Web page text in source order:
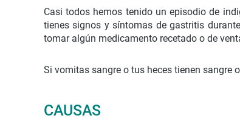
Casi todos hemos tenido un episodio de
tienes signos y síntomas de gastritis
tomar algún medicamento recetado o de
Si vomitas sangre o tus heces tienen sangre
CAUSAS